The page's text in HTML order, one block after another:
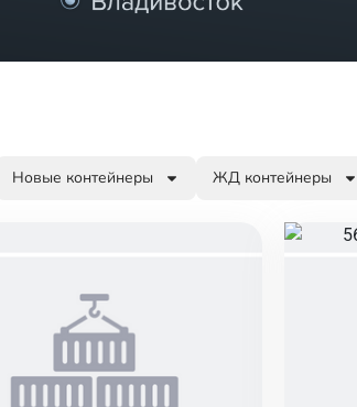
Новые контейнеры ЖД контейнеры